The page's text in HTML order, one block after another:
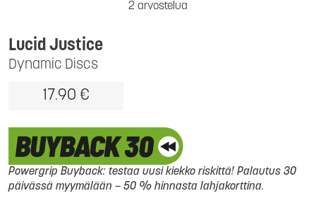
2 arvostelua
Dynamic Discs
Lucid Justice
17.90 €
Powergrip Buyback: testaa uusi kiekko riskittä! Palautus 30
päivässä myymälään – 50 % hinnasta lahjakorttina.